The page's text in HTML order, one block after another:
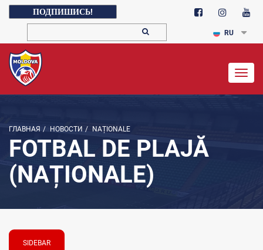
ПОДПИШИСЬ!
RU
ГЛАВНАЯ / НОВОСТИ / NAȚIONALE
FOTBAL DE PLAJĂ
(NAȚIONALE)
SIDEBAR